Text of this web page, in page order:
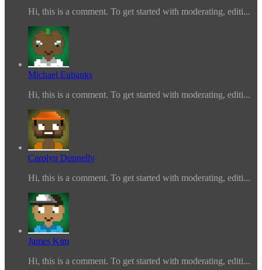
Hi, this is a comment. To get started with moderating, editi...
Michael Eubanks
Hi, this is a comment. To get started with moderating, editi...
Carolyn Donnelly
Hi, this is a comment. To get started with moderating, editi...
James Kim
Hi, this is a comment. To get started with moderating, editi...